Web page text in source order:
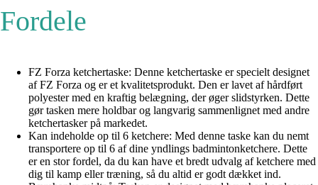
Fordele
FZ Forza ketchertaske: Denne ketchertaske er specielt designet
af FZ Forza og er et kvalitetsprodukt. Den er lavet af hårdført
polyester med en kraftig belægning, der øger slidstyrken. Dette
gør tasken mere holdbar og langvarig sammenlignet med andre
ketchertasker på markedet.
Kan indeholde op til 6 ketchere: Med denne taske kan du nemt
transportere op til 6 af dine yndlings badmintonketchere. Dette
er en stor fordel, da du kan have et bredt udvalg af ketchere med
dig til kamp eller træning, så du altid er godt dækket ind.